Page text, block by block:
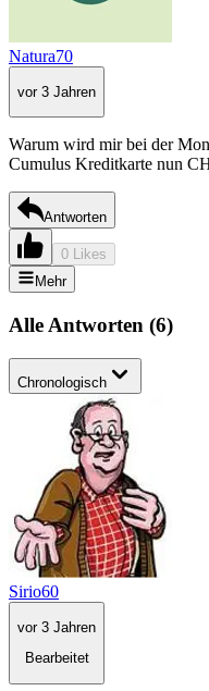
Natura70
vor 3 Jahren
Warum wird mir bei der
Cumulus Kreditkarte nun
Antworten
0 Likes
Mehr
Alle Antworten (6)
Chronologisch
Sirio60
vor 3 Jahren
Bearbeitet